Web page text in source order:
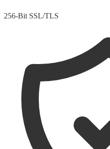
256-Bit SSL/TLS